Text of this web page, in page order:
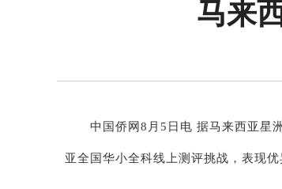
马来
中国侨网8月5日电 据马来西亚星洲
亚全国华小全科线上测评挑战，表现优